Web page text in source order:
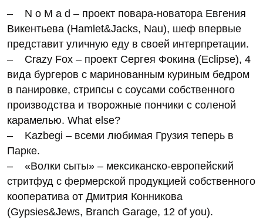
– N o M a d – проект повара-новатора Евгения
Викентьева (Hamlet&Jacks, Nau), шеф впервые
представит уличную еду в своей интерпретации.
– Crazy Fox – проект Сергея Фокина (Eclipse), 4
вида бургеров с маринованным куриным бедром
в панировке, стрипсы с соусами собственного
производства и творожные пончики с соленой
карамелью. What else?
– Kazbegi – всеми любимая Грузия теперь в
Парке.
– «Волки сыты» – мексиканско-европейский
стритфуд с фермерской продукцией собственного
кооператива от Дмитрия Конникова
(Gypsies&Jews, Branch Garage, 12 of you).